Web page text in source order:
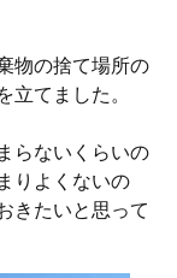
物の捨て場所の
立てました。
らないくらいの
りよくないの
きたいと思って